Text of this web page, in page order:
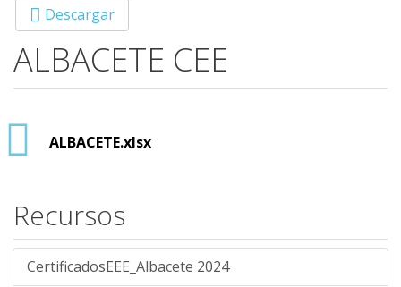
Descargar
ALBACETE CEE
ALBACETE.xlsx
Recursos
CertificadosEEE_Albacete 2024